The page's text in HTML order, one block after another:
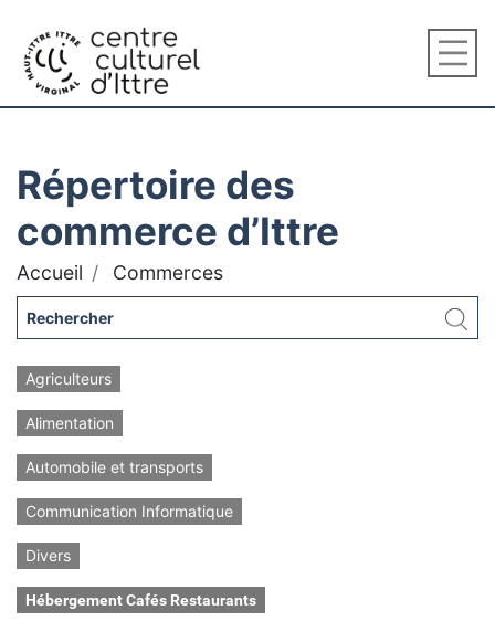
Répertoire des
commerce d’Ittre
Accueil Commerces
Agriculteurs
Alimentation
Automobile et transports
Communication Informatique
Divers
Hébergement Cafés Restaurants